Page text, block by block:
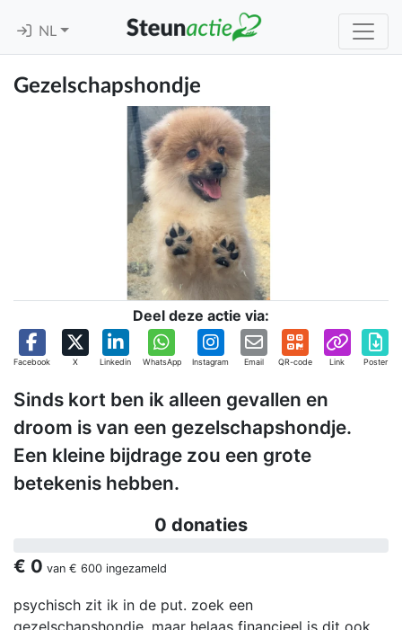
NL
Gezelschapshondje
Deel deze actie via:
Facebook X Linkedin WhatsApp Instagram Email QR-code Link Poster
Sinds kort ben ik alleen gevallen en
droom is van een gezelschapshondje.
Een kleine bijdrage zou een grote
betekenis hebben.
0 donaties
€ 0 van € 600 ingezameld
psychisch zit ik in de put. zoek een